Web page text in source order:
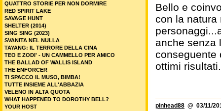
Bello e
con la natura
anche senza
conseguente
ottimi
pinhead88 @ 03/11/
QUATTRO STORIE PER NON DORMIRE
RED SPIRIT LAKE
SAVAGE HUNT
SHELTER (2014)
SING SING (2023)
SVANITA NEL NULLA
TAYANG: IL TERRORE DELLA CINA
TEO E ZODI' - UN CAMMELLO PER AMICO
THE BALLAD OF WALLIS ISLAND
THE ENFORCER
TI SPACCO IL MUSO, BIMBA!
TUTTE INSIEME ALL'ABBAZIA
VELENO IN ALTA QUOTA
WHAT HAPPENED TO DOROTHY BELL?
YOUR HOST